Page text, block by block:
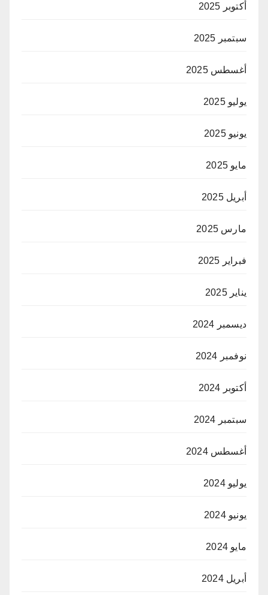
أكتوبر 2025
سبتمبر 2025
أغسطس 2025
يوليو 2025
يونيو 2025
مايو 2025
أبريل 2025
مارس 2025
فبراير 2025
يناير 2025
ديسمبر 2024
نوفمبر 2024
أكتوبر 2024
سبتمبر 2024
أغسطس 2024
يوليو 2024
يونيو 2024
مايو 2024
أبريل 2024